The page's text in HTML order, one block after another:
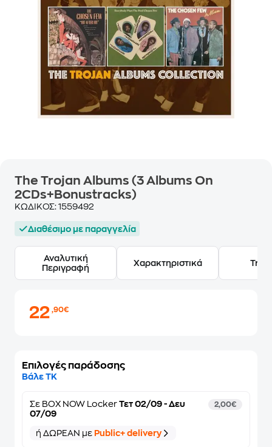
The Trojan Albums (3 Albums On
2CDs+Bonustracks)
ΚΩΔΙΚΟΣ: 1559492
Διαθέσιμο με παραγγελία
Αναλυτική
Περιγραφή
Χαρακτηριστικά
22,90€
Επιλογές παράδοσης
Βάλε ΤΚ
Σε BOX NOW Locker Τετ 02/09 - Δευ
07/09
2,00€
ή ΔΩΡΕΑΝ με Public+ delivery